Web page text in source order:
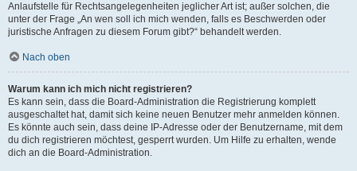
Anlaufstelle für Rechtsangelegenheiten jeglicher Art ist; außer solchen, die
unter der Frage „An wen soll ich mich wenden, falls es Beschwerden oder
juristische Anfragen zu diesem Forum gibt?“ behandelt werden.
Nach oben
Warum kann ich mich nicht registrieren?
Es kann sein, dass die Board-Administration die Registrierung komplett
ausgeschaltet hat, damit sich keine neuen Benutzer mehr anmelden können.
Es könnte auch sein, dass deine IP-Adresse oder der Benutzername, mit dem
du dich registrieren möchtest, gesperrt wurden. Um Hilfe zu erhalten, wende
dich an die Board-Administration.